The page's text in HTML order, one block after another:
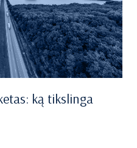
ką tikslinga